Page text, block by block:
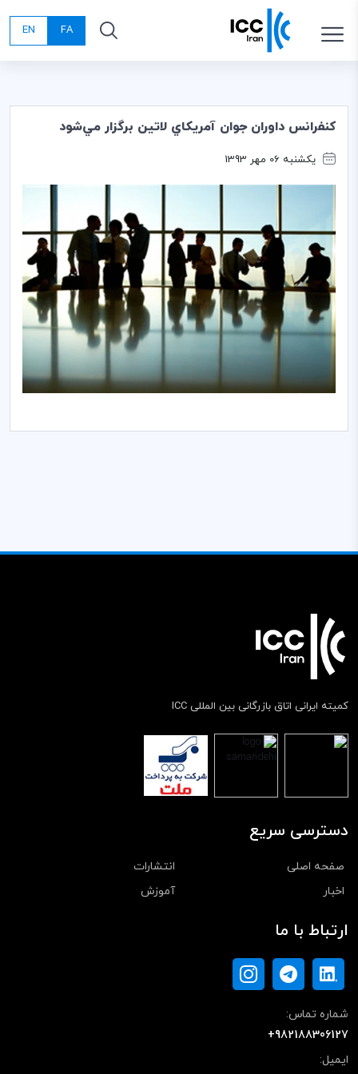
FA
EN
كنفرانس داوران جوان آمريكاي لاتين برگزار مي‌شود
یکشنبه 06 مهر 1393
کمیته ایرانی اتاق بازرگانی بین المللی ICC
دسترسی سریع
صفحه اصلی
انتشارات
اخبار
آموزش
ارتباط با ما
شماره تماس:
+982188306127
ایمیل: